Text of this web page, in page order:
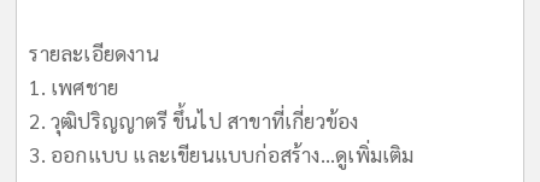
รายละเอียดงาน
1. เพศชาย
2. วุฒิปริญญาตรี ขึ้นไป สาขาที่เกี่ยวข้อง
3. ออกแบบ และเขียนแบบก่อสร้าง...ดูเพิ่มเติม